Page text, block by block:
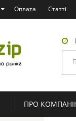
Оплата Статті
ПРО